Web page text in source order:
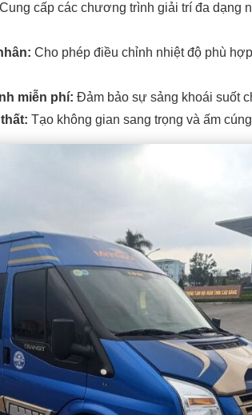
Cung cấp các chương trình giải trí đa dạng
Cho phép điều chỉnh nhiệt độ phù
miễn phí: Đảm bảo sự sảng khoái suốt
Tạo không gian sang trọng và ấm